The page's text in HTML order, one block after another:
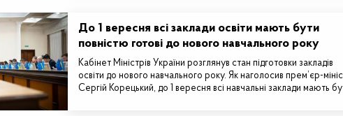
До 1 вересня всі заклади освіти мають бути
повністю готові до нового навчального року
Кабінет Міністрів України розглянув стан підготовки закладів
освіти до нового навчального року. Як наголосив прем’єр-
Сергій Корецький, до 1 вересня всі навчальні заклади мають